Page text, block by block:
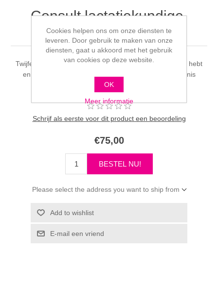
Consult lactatiekundige,
tongriem check
Twijfel je of je kindje een te korte lipband en of tongriem hebt
en dit de voeding van je kindje belemmeren. Mijn kennis
opgedaan in Gent bij Charlotte van Belle.
Schrijf als eerste voor dit product een beoordeling
€75,00
Please select the address you want to ship from
Cookies helpen ons om onze diensten te
leveren. Door gebruik te maken van onze
diensten, gaat u akkoord met het gebruik
van cookies op deze website.
OK
Meer informatie